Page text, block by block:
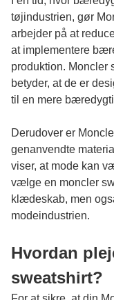
tøjindustrien, gør
arbejder på at
at implementere
produktion. Moncler
betyder, at de er
til en mere
Derudover er
genanvendte
viser, at mode kan
vælge en moncler
klædeskab, men
modeindustrien.
Hvordan
sweatshirt?